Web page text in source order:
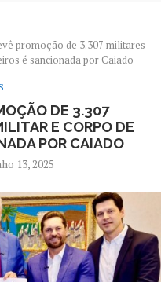
promoção de 3.307 militares
é sancionada por Caiado
DE 3.307
E CORPO DE
POR CAIADO
13, 2025